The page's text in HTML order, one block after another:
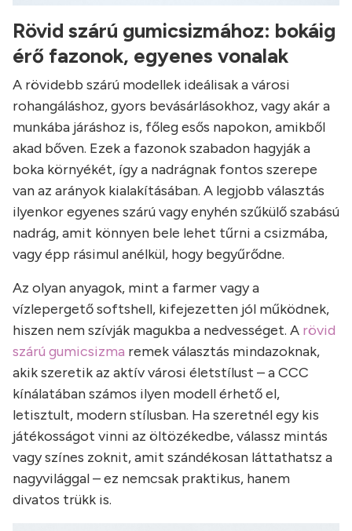
Rövid szárú gumicsizmához: bokáig
érő fazonok, egyenes vonalak
A rövidebb szárú modellek ideálisak a városi
rohangáláshoz, gyors bevásárlásokhoz, vagy akár a
munkába járáshoz is, főleg esős napokon, amikből
akad bőven. Ezek a fazonok szabadon hagyják a
boka környékét, így a nadrágnak fontos szerepe
van az arányok kialakításában. A legjobb választás
ilyenkor egyenes szárú vagy enyhén szűkülő szabású
nadrág, amit könnyen bele lehet tűrni a csizmába,
vagy épp rásimul anélkül, hogy begyűrődne.
Az olyan anyagok, mint a farmer vagy a
vízlepergető softshell, kifejezetten jól működnek,
hiszen nem szívják magukba a nedvességet. A rövid
szárú gumicsizma remek választás mindazoknak,
akik szeretik az aktív városi életstílust – a CCC
kínálatában számos ilyen modell érhető el,
letisztult, modern stílusban. Ha szeretnél egy kis
játékosságot vinni az öltözékedbe, válassz mintás
vagy színes zoknit, amit szándékosan láttathatsz a
nagyvilággal – ez nemcsak praktikus, hanem
divatos trükk is.